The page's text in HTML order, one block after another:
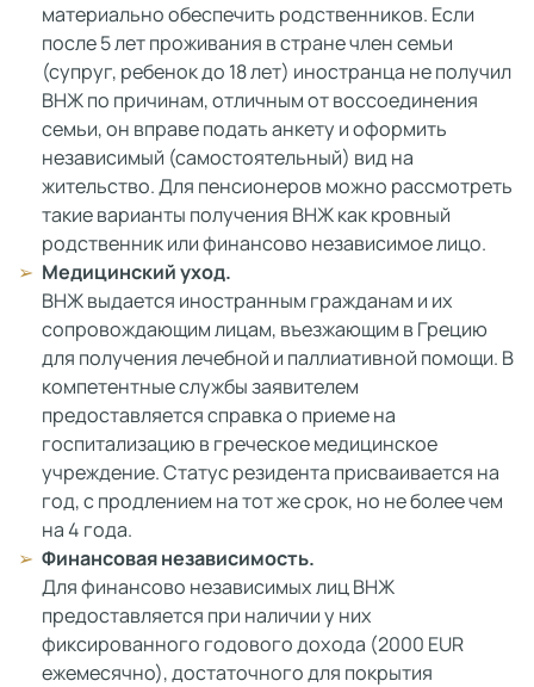
материально обеспечить родственников. Если
после 5 лет проживания в стране член семьи
(супруг, ребенок до 18 лет) иностранца не получил
ВНЖ по причинам, отличным от воссоединения
семьи, он вправе подать анкету и оформить
независимый (самостоятельный) вид на
жительство. Для пенсионеров можно рассмотреть
такие варианты получения ВНЖ как кровный
родственник или финансово независимое лицо.
Медицинский уход.
ВНЖ выдается иностранным гражданам и их
сопровождающим лицам, въезжающим в Грецию
для получения лечебной и паллиативной помощи. В
компетентные службы заявителем
предоставляется справка о приеме на
госпитализацию в греческое медицинское
учреждение. Статус резидента присваивается на
год, с продлением на тот же срок, но не более чем
на 4 года.
Финансовая независимость.
Для финансово независимых лиц ВНЖ
предоставляется при наличии у них
фиксированного годового дохода (2000 EUR
ежемесячно), достаточного для покрытия